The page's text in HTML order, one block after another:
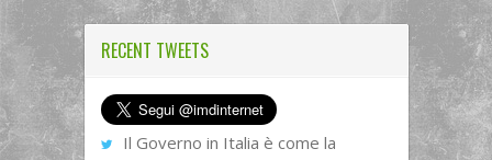
RECENT TWEETS
Il Governo in Italia è come la